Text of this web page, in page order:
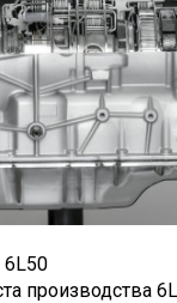
6L50
производства